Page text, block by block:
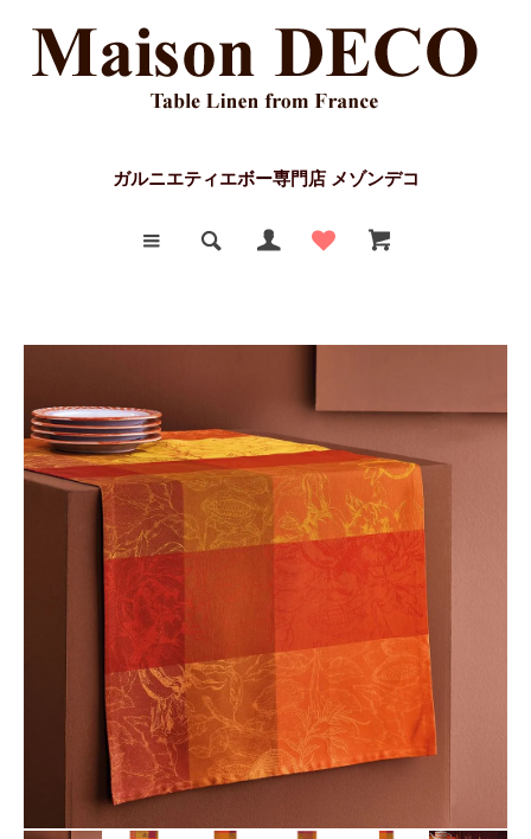
ガルニエティエボー専門店 メゾンデコ